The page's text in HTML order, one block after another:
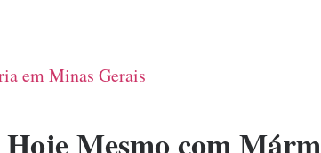
em Minas Gerais
Mesmo com